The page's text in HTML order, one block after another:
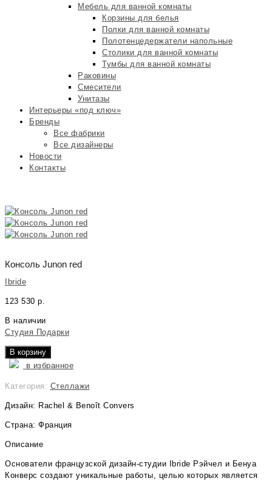
Мебель для ванной комнаты
Корзины для белья
Полки для ванной комнаты
Полотенцедержатели напольные
Столики для ванной комнаты
Тумбы для ванной комнаты
Раковины
Смесители
Унитазы
Интерьеры «под ключ»
Бренды
Все фабрики
Все дизайнеры
Новости
Контакты
Консоль Junon red
Ibride
123 530 р.
В наличии
Студия Подарки
В корзину
в избранное
Категория: Стеллажи
Дизайн: Rachel & Benoît Convers
Страна: Франция
Описание
Основатели французской дизайн-студии Ibride Рэйчел и Бенуа
Конверс создают уникальные работы, целью которых является